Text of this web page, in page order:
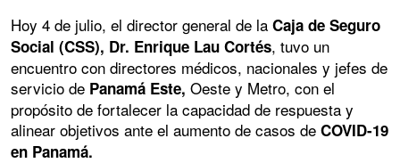
Hoy 4 de julio, el director general de la Caja de Seguro
Social (CSS), Dr. Enrique Lau Cortés, tuvo un
encuentro con directores médicos, nacionales y jefes de
servicio de Panamá Este, Oeste y Metro, con el
propósito de fortalecer la capacidad de respuesta y
alinear objetivos ante el aumento de casos de COVID-19
en Panamá.